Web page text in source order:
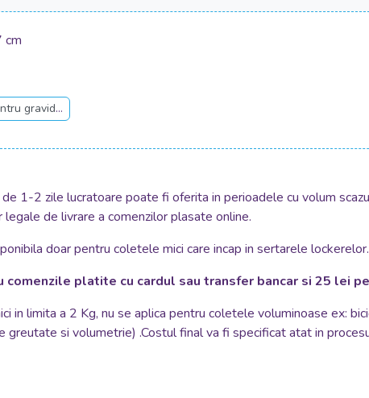
cm
Perne pentru gravide si alaptare
1-2 zile lucratoare poate fi oferita in perioadele cu volum
de livrare a comenzilor plasate online.
doar pentru coletele mici care incap in sertarele lockerelor.
comenzile platite cu cardul sau transfer bancar si 25 lei
in limita a 2 Kg, nu se aplica pentru coletele voluminoase ex:
greutate si volumetrie) .Costul final va fi specificat atat in